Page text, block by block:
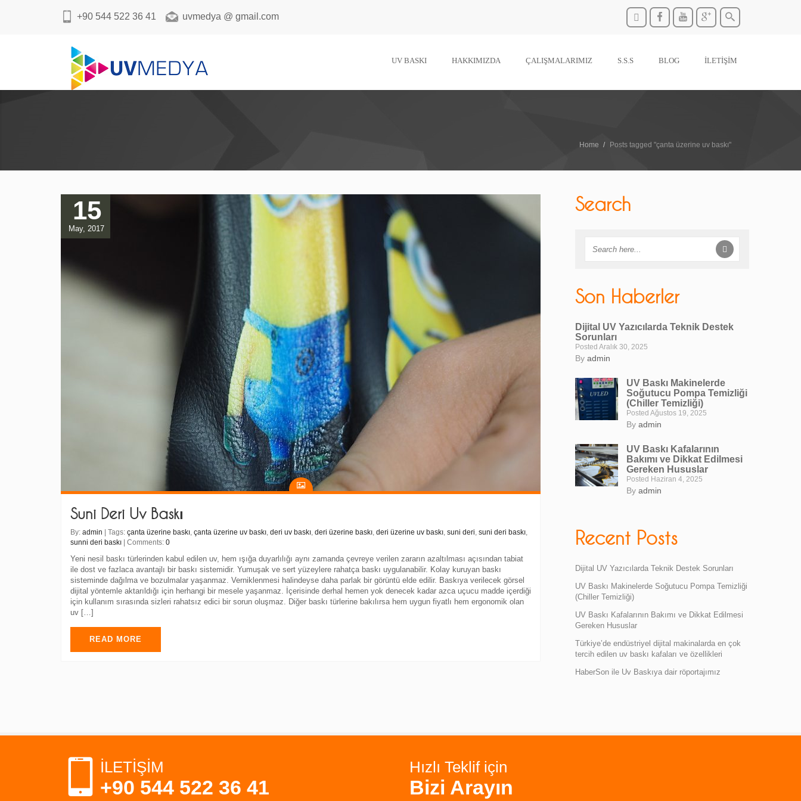
+90 544 522 36 41 uvmedya @ gmail.com
UV BASKI HAKKIMIZDA ÇALIŞMALARIMIZ S.S.S BLOG İLETİŞİM
Home Posts tagged "çanta üzerine uv baskı"
15
May, 2017
Suni Deri Uv Baskı
By: admin | Tags: çanta üzerine baskı, çanta üzerine uv baskı, deri uv baskı, deri üzerine baskı, deri üzerine uv baskı, suni deri, suni deri baskı,
sunni deri baskı | Comments: 0
Yeni nesil baskı türlerinden kabul edilen uv, hem ışığa duyarlılığı aynı zamanda çevreye verilen zararın azaltılması açısından tabiat
ile dost ve fazlaca avantajlı bir baskı sistemidir. Yumuşak ve sert yüzeylere rahatça baskı uygulanabilir. Kolay kuruyan baskı
sisteminde dağılma ve bozulmalar yaşanmaz. Verniklenmesi halindeyse daha parlak bir görüntü elde edilir. Baskıya verilecek görsel
dijital yöntemle aktarıldığı için herhangi bir mesele yaşanmaz. İçerisinde derhal hemen yok denecek kadar azca uçucu madde içerdiği
için kullanım sırasında sizleri rahatsız edici bir sorun oluşmaz. Diğer baskı türlerine bakılırsa hem uygun fiyatlı hem ergonomik olan
uv […]
READ MORE
Search
Son Haberler
Dijital UV Yazıcılarda Teknik Destek
Sorunları
Posted Aralık 30, 2025
By admin
UV Baskı Makinelerde
Soğutucu Pompa Temizliği
(Chiller Temizliği)
Posted Ağustos 19, 2025
By admin
UV Baskı Kafalarının
Bakımı ve Dikkat Edilmesi
Gereken Hususlar
Posted Haziran 4, 2025
By admin
Recent Posts
Dijital UV Yazıcılarda Teknik Destek Sorunları
UV Baskı Makinelerde Soğutucu Pompa Temizliği
(Chiller Temizliği)
UV Baskı Kafalarının Bakımı ve Dikkat Edilmesi
Gereken Hususlar
Türkiye’de endüstriyel dijital makinalarda en çok
tercih edilen uv baskı kafaları ve özellikleri
HaberSon ile Uv Baskıya dair röportajımız
İLETİŞİM
+90 544 522 36 41
Hızlı Teklif için
Bizi Arayın